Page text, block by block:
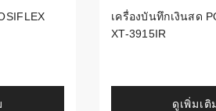
เครื่องบันทึกเงินสด
XT-3915IR
ดูเพิ่มเติ